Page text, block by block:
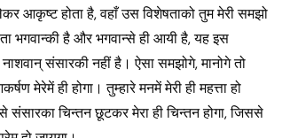
आकृष्ट होता है, वहाँ उस विशेषताको तुम मेरी समझो
भगवान्की है और भगवान्से ही आयी है, यह इस
नाशवान् संसारकी नहीं है। ऐसा समझोगे, मानोगे तो
मेरेमें ही होगा। तुम्हारे मनमें मेरी ही महत्ता हो
संसारका चिन्तन छूटकर मेरा ही चिन्तन होगा, जिससे